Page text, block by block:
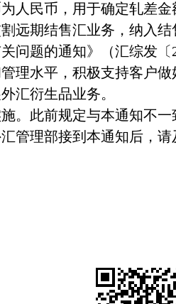
人民币，用于确定轧差
远期结售汇业务，纳入
问题的通知》（汇综发〔
理水平，积极支持客户
汇衍生品业务。
。此前规定与本通知不一
管理部接到本通知后，请